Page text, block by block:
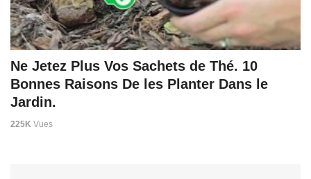
Ne Jetez Plus Vos Sachets de Thé. 10
Bonnes Raisons De les Planter Dans le
Jardin.
225K Vues